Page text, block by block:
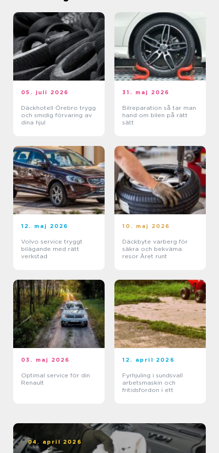
05. juli 2026
Däckhotell Örebro trygg
och smidig förvaring av
dina hjul
31. maj 2026
Bilreparation så tar man
hand om bilen på rätt
sätt
12. maj 2026
Volvo service tryggt
bilägande med rätt
verkstad
10. maj 2026
Däckbyte varberg för
säkra och bekväma
resor Året runt
03. maj 2026
Optimal service för din
Renault
12. april 2026
Fyrhjuling i sundsvall
arbetsmaskin och
fritidsfordon i ett
04. april 2026